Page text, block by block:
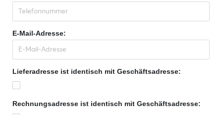
E-Mail-Adresse:
Lieferadresse ist identisch mit Geschäftsadresse:
Rechnungsadresse ist identisch mit Geschäftsadresse: